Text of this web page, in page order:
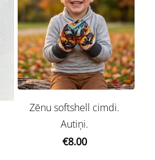
Zēnu softshell cimdi.
Autiņi.
€8.00